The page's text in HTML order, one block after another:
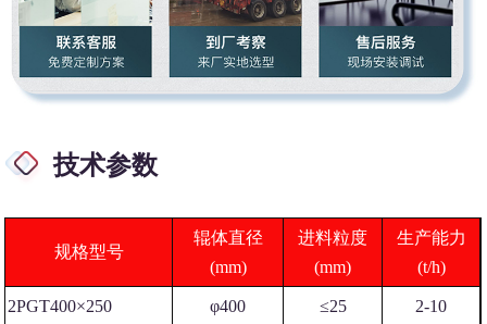
技术参数
规格型号
辊体直径
(mm)
进料粒度
(mm)
生产能力
(t/h)
2PGT400×250 φ400 ≤25 2-10